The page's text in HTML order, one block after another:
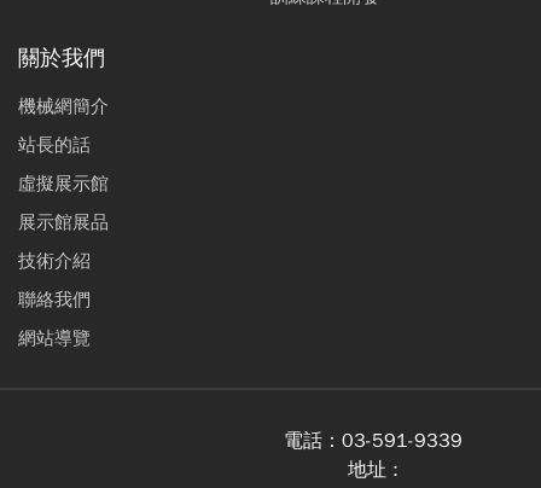
關於我們
機械網簡介
站長的話
虛擬展示館
展示館展品
技術介紹
聯絡我們
網站導覽
電話： 03-591-9339
地址 :